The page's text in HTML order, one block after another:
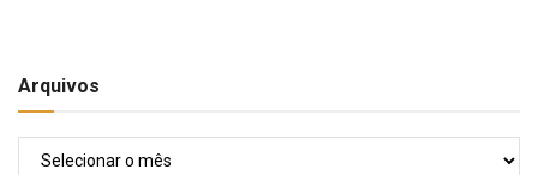
Arquivos